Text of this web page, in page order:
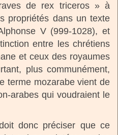
de rex triceros » à
propriétés dans un texte
V (999-1028), et
entre les chrétiens
et ceux des royaumes
plus communément,
terme mozarabe vient de
arabes qui voudraient le
donc préciser que ce